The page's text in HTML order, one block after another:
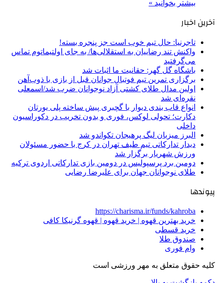
بیشتر بخوانید »
آخرین اخبار
تاجرنیا: حال تیم خوب است جز پنجره بسته!
واکنش تند رضاییان به استقلالی‌ها/ به جای اولتیماتوم تماس
می‌گرفتید
باشگاه گل گهر: حقانیت ما اثبات شد
برگزاری تمرین تیم فوتبال جوانان قبل از بازی با ذوب‌آهن
اولین مدال طلای کشتی آزاد نوجوانان ضرب شد/اسمعلی
نقره‌ای شد
انواع قاب بندی دیوار با گچبری پیش ساخته پلی یورتان
دکارت؛ تحولی لوکس، فوری و بدون تخریب در دکوراسیون
داخلی
البرز میزبان لیگ پرهیجان تکواندو شد
دیدار تدارکاتی تیم طیف تهران در کرج با حضور مسئولان
ورزش شهریار برگزار شد
دومین برد پرسپولیس در دومین بازی تدارکاتی اردوی ترکیه
طلای نوجوانان جهان برای علیرضا رضایی
پیوندها
https://charisma.ir/funds/kahroba
خرید بهترین قهوه | خرید قهوه | قهوه گرنیکا کافی
خرید قسطی
صندوق طلا
وام فوری
کلیه حقوق متعلق به مهر ورزشی است